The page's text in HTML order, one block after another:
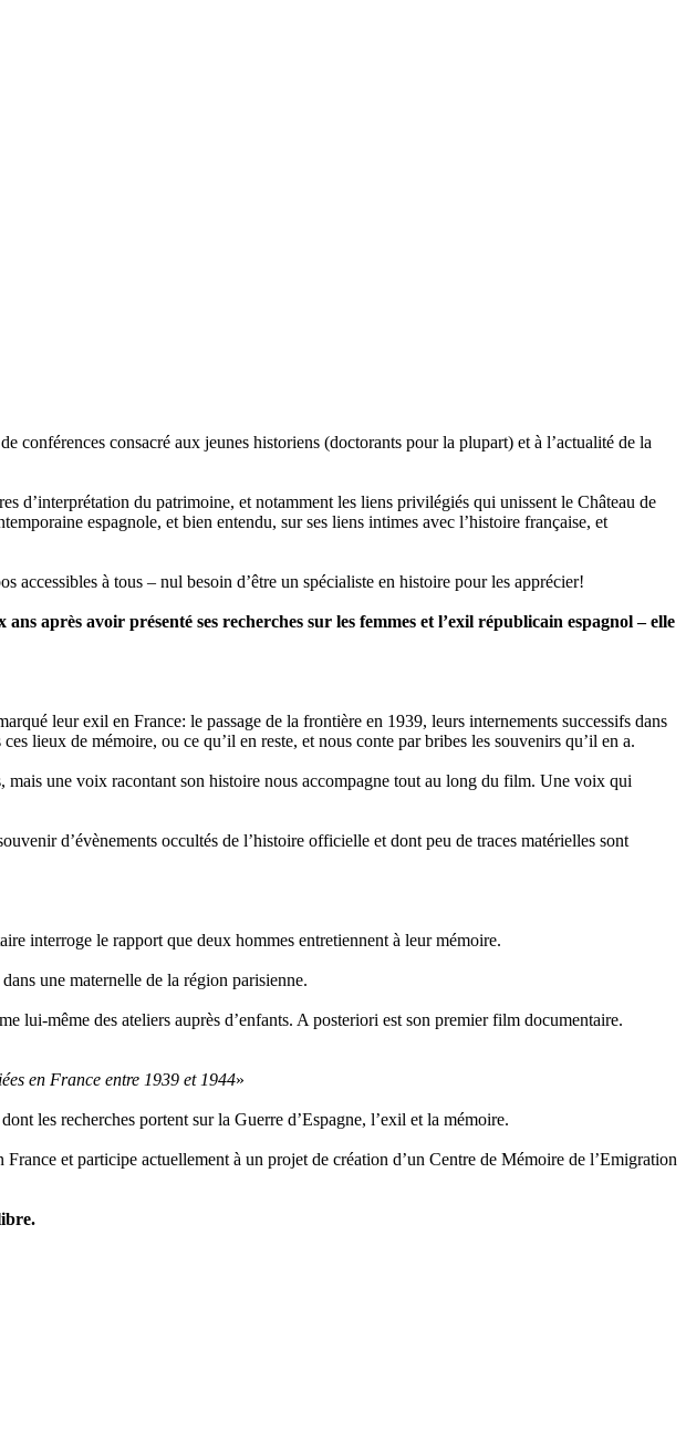
consacré aux jeunes historiens (doctorants pour la plupart) et à l’actualité de la
d’interprétation du patrimoine, et notamment les liens privilégiés qui unissent le Château de
espagnole, et bien entendu, sur ses liens intimes avec l’histoire française, et
accessibles à tous – nul besoin d’être un spécialiste en histoire pour les apprécier!
après avoir présenté ses recherches sur les femmes et l’exil républicain espagnol – elle
leur exil en France: le passage de la frontière en 1939, leurs internements successifs dans
lieux de mémoire, ou ce qu’il en reste, et nous conte par bribes les souvenirs qu’il en a.
mais une voix racontant son histoire nous accompagne tout au long du film. Une voix qui
d’évènements occultés de l’histoire officielle et dont peu de traces matérielles sont
interroge le rapport que deux hommes entretiennent à leur mémoire.
une maternelle de la région parisienne.
lui-même des ateliers auprès d’enfants. A posteriori est son premier film documentaire.
en France entre 1939 et 1944»
les recherches portent sur la Guerre d’Espagne, l’exil et la mémoire.
et participe actuellement à un projet de création d’un Centre de Mémoire de l’Emigration